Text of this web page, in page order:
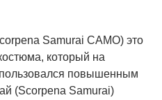
Samurai CAMO) это
который на
повышенным
(Scorpena Samurai)